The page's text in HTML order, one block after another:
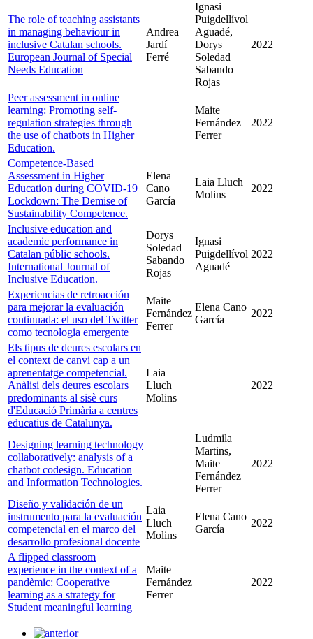
The role of teaching assistants
in managing behaviour in
inclusive Catalan schools.
European Journal of Special
Needs Education
Andrea
Jardí
Ferré
Ignasi
Puigdellívol
Aguadé,
Dorys
Soledad
Sabando
Rojas
2022
Peer assessment in online
learning: Promoting self-
regulation strategies through
the use of chatbots in Higher
Education.
Maite
Fernández
Ferrer
2022
Competence-Based
Assessment in Higher
Education during COVID-19
Lockdown: The Demise of
Sustainability Competence.
Elena
Cano
García
Laia Lluch
Molins
2022
Inclusive education and
academic performance in
Catalan públic schools.
International Journal of
Inclusive Education.
Dorys
Soledad
Sabando
Rojas
Ignasi
Puigdellívol
Aguadé
2022
Experiencias de retroacción
para mejorar la evaluación
continuada: el uso del Twitter
como tecnologia emergente
Maite
Fernández
Ferrer
Elena Cano
García
2022
Els tipus de deures escolars en
el context de canvi cap a un
aprenentatge competencial.
Anàlisi dels deures escolars
predominants al sisè curs
d'Educació Primària a centres
educatius de Catalunya.
Laia
Lluch
Molins
2022
Designing learning technology
collaboratively: analysis of a
chatbot codesign. Education
and Information Technologies.
Ludmila
Martins,
Maite
Fernández
Ferrer
2022
Diseño y validación de un
instrumento para la evaluación
competencial en el marco del
desarrollo profesional docente
Laia
Lluch
Molins
Elena Cano
García
2022
A flipped classroom
experience in the context of a
pandèmic: Cooperative
learning as a strategy for
Student meaningful learning
Maite
Fernández
Ferrer
2022